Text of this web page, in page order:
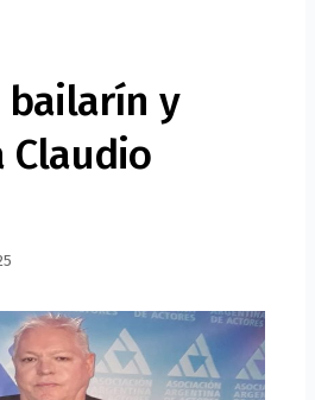
bailarín y
Claudio